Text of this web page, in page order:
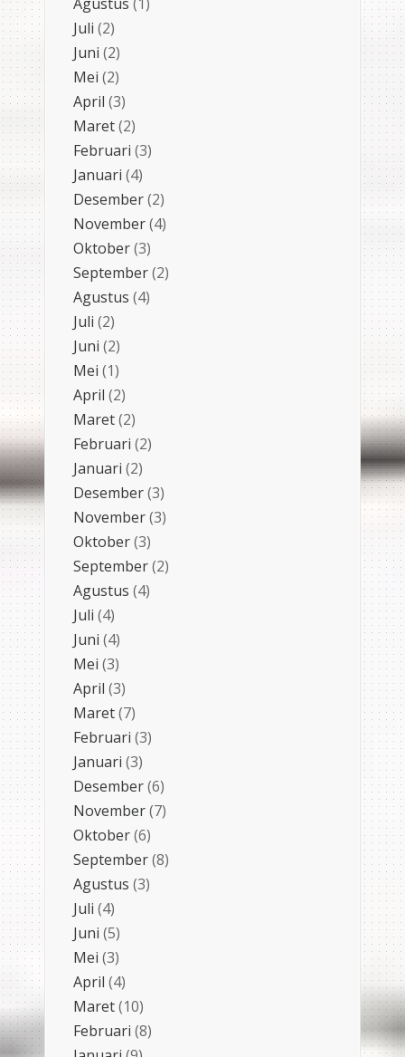
Juli (2)
Juni (2)
Mei (2)
April (3)
Maret(2)
Februari (3)
Januari (4)
Desember(2)
November(4)
Oktober(3)
September(2)
Agustus (4)
Juli (2)
Juni (2)
Mei (1)
April (2)
Maret(2)
Februari (2)
Januari (2)
Desember(3)
November(3)
Oktober(3)
September(2)
Agustus (4)
Juli (4)
Juni (4)
Mei (3)
April (3)
Maret(7)
Februari (3)
Januari (3)
Desember(6)
November(7)
Oktober(6)
September(8)
Agustus (3)
Juli (4)
Juni (5)
Mei (3)
April (4)
Maret(10)
Februari (8)